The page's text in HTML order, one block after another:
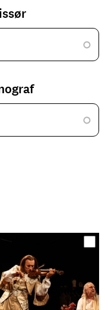
elementet